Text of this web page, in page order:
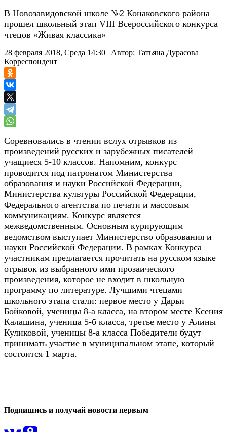
В Новозавидовской школе №2 Конаковского района
прошел школьный этап VIII Всероссийского конкурса
чтецов «Живая классика»
28 февраля 2018, Среда 14:30 | Автор: Татьяна Дурасова
Корреспондент
Соревновались в чтении вслух отрывков из
произведений русских и зарубежных писателей
учащиеся 5-10 классов. Напомним, конкурс
проводится под патронатом Министерства
образования и науки Российской Федерации,
Министерства культуры Российской Федерации,
Федерального агентства по печати и массовым
коммуникациям. Конкурс является
межведомственным. Основным курирующим
ведомством выступает Министерство образования и
науки Российской Федерации. В рамках Конкурса
участникам предлагается прочитать на русском языке
отрывок из выбранного ими прозаического
произведения, которое не входит в школьную
программу по литературе. Лучшими чтецами
школьного этапа стали: первое место у Дарьи
Бойковой, ученицы 8-а класса, на втором месте Ксения
Калашина, ученица 5-б класса, третье место у Алины
Куликовой, ученицы 8-а класса Победители будут
принимать участие в муниципальном этапе, который
состоится 1 марта.
Подпишись и получай новости первым